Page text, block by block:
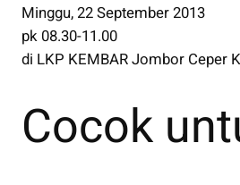
Minggu, 22 September 2013
pk 08.30-11.00
di LKP KEMBAR Jombor Ceper
Cocok